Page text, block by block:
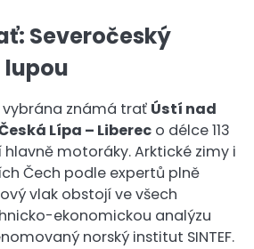
Severočeský
vybrána známá trať Ústí nad
Lípa – Liberec o délce 113
hlavně motoráky. Arktické zimy i
Čech podle expertů plně
vlak obstojí ve všech
ekonomickou analýzu
norský institut SINTEF.